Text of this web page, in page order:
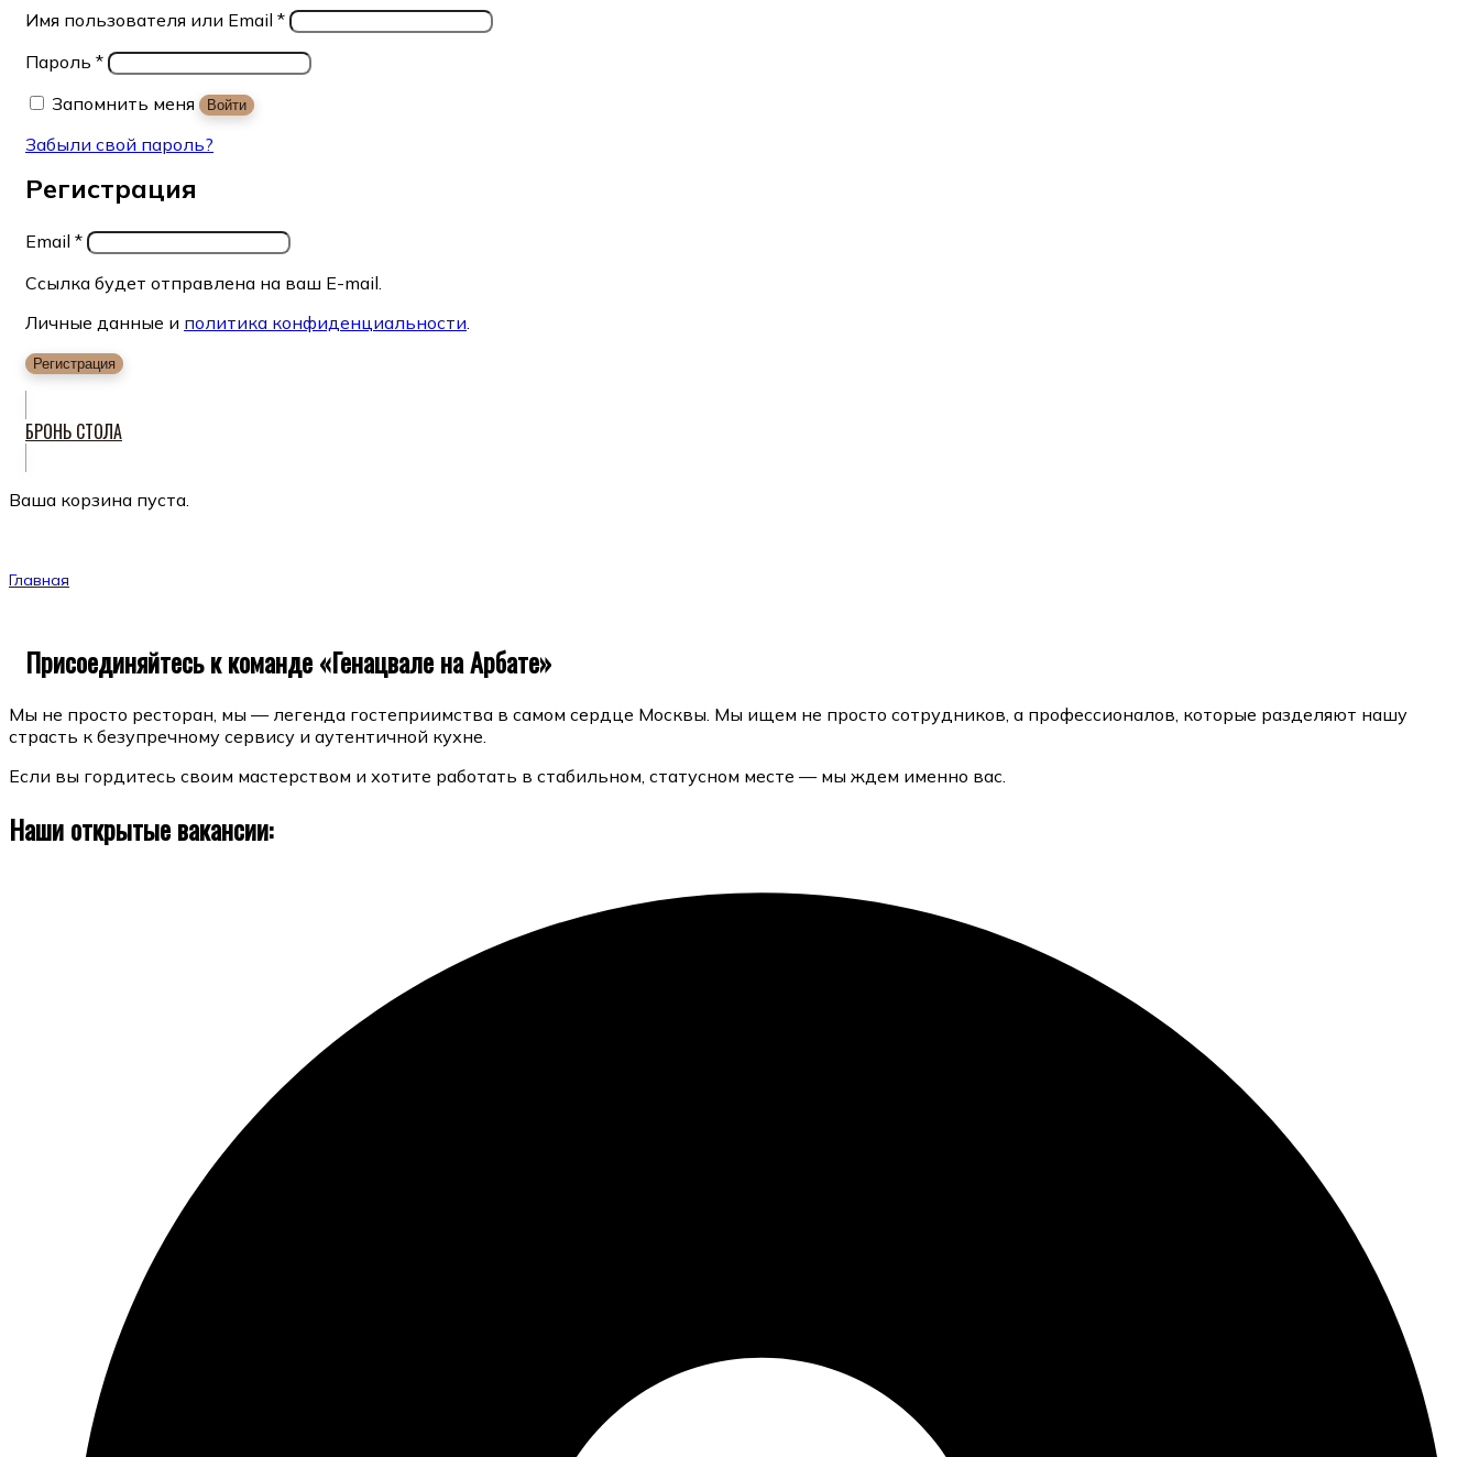
Имя пользователя или Email *
Пароль *
Запомнить меня
Войти
Забыли свой пароль?
Регистрация
Email *
Ссылка будет отправлена на ваш E-mail.
Личные данные и политика конфиденциальности.
Регистрация
БРОНЬ СТОЛА
Ваша корзина пуста.
Главная
Присоединяйтесь к команде «Генацвале на Арбате»
Мы не просто ресторан, мы — легенда гостеприимства в самом сердце Москвы. Мы ищем не просто сотрудников, а профессионалов, которые разделяют нашу
страсть к безупречному сервису и аутентичной кухне.
Если вы гордитесь своим мастерством и хотите работать в стабильном, статусном месте — мы ждем именно вас.
Наши открытые вакансии: